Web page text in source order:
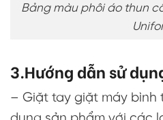
Bảng màu phôi áo thun
3.Hướng dẫn sử
– Giặt tay giặt máy bình